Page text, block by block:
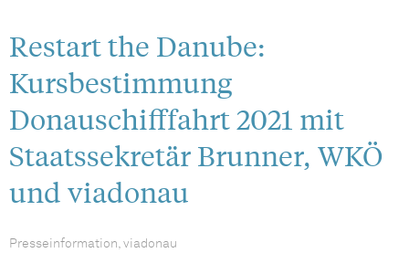
Restart the Danube:
Kursbestimmung
Donauschifffahrt 2021 mit
Staatssekretär Brunner, WKÖ
und viadonau
Presseinformation, viadonau